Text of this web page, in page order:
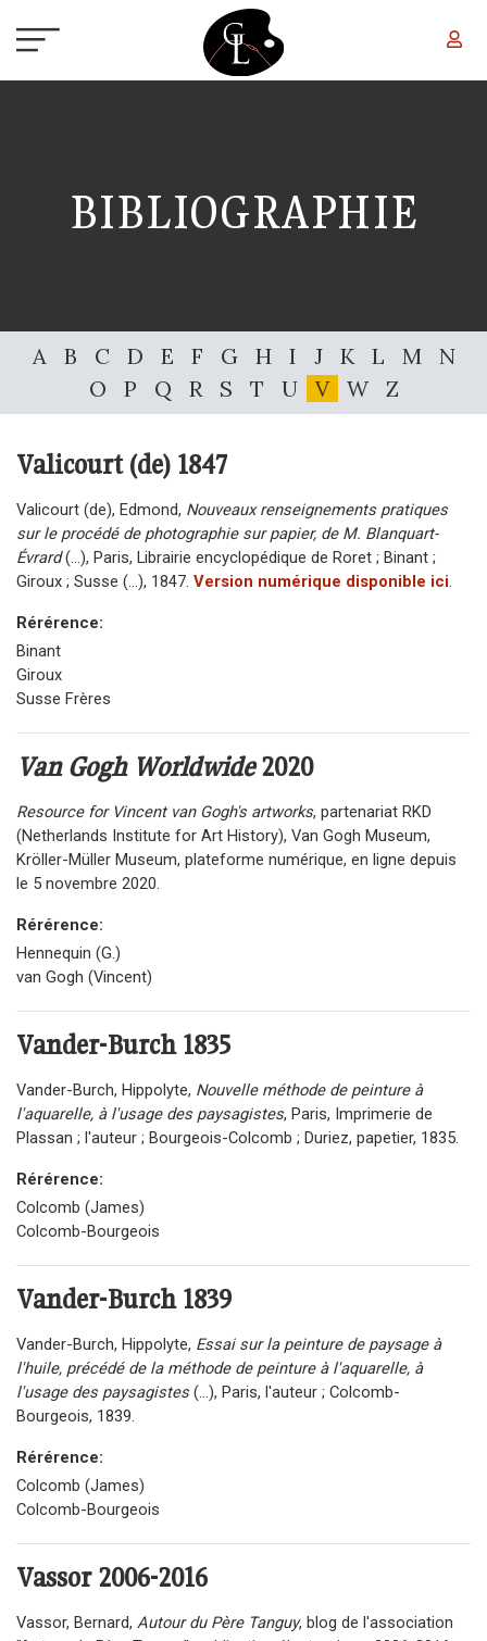
BIBLIOGRAPHIE
A B C D E F G H I J K L M
N
O
P Q R S T U V W Z
Valicourt (de) 1847
Valicourt (de), Edmond, Nouveaux renseignements pratiques
sur le procédé de photographie sur papier, de M. Blanquart-
Évrard(...), Paris, Librairie encyclopédique de Roret ; Binant ;
Giroux ; Susse (...), 1847. Version numérique disponible ici
Rérérence:
Binant
Giroux
Susse Frères
Van Gogh Worldwide2020
Resource for Vincent van Gogh's artworks, partenariat RKD
(Netherlands Institute for Art History), Van Gogh Museum,
Kröller-Müller Museum, plateforme numérique, en ligne depuis
le 5 novembre 2020.
Rérérence:
Hennequin (G.)
van Gogh (Vincent)
Vander-Burch1835
Vander-Burch, Hippolyte, Nouvelle méthode de peinture à
l'aquarelle, à l'usage des paysagistes, Paris, Imprimerie de
Plassan ; l'auteur ; Bourgeois-Colcomb ; Duriez, papetier, 1835.
Rérérence:
Colcomb (James)
Colcomb-Bourgeois
Vander-Burch1839
Vander-Burch, Hippolyte, Essai sur la peinture de paysage à
l'huile, précédé de la méthode de peinture à l'aquarelle, à
l'usage des paysagistes (...), Paris, l'auteur ; Colcomb-
Bourgeois, 1839.
Rérérence:
Colcomb (James)
Colcomb-Bourgeois
Vassor 2006-2016
Vassor, Bernard, Autour du Père Tanguy, blog de l'association